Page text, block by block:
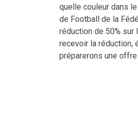
quelle couleur dans
de Football de la
réduction de 50% sur
recevoir la réduction,
préparerons une